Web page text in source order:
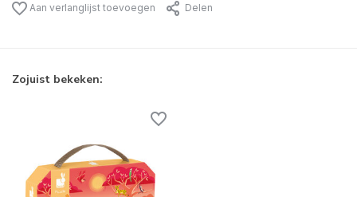
Aan verlanglijst toevoegen Delen
Zojuist bekeken: